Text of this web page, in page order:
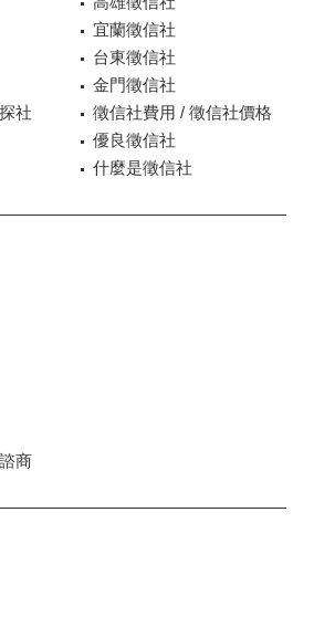
宜蘭徵信社
台東徵信社
金門徵信社
社
徵信社費用 / 徵信社價格
優良徵信社
什麼是徵信社
商